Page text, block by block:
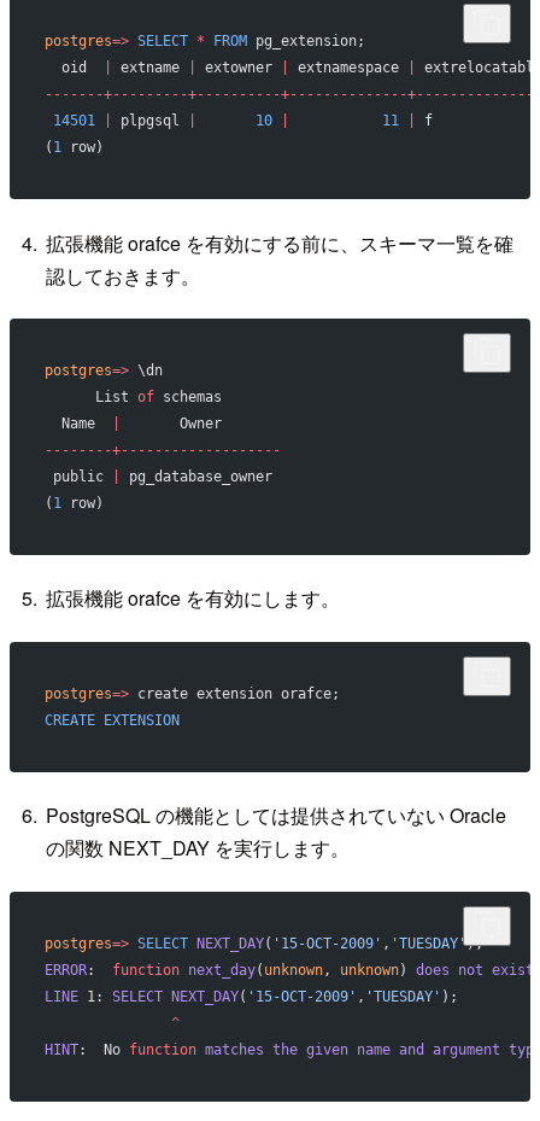
postgres=> SELECT * FROM pg_extension;
  oid
extname extowner extnamespace
-------+---------+----------+--------------
14501 | plpgsql
       10
|
           11
|
( 1 row)
拡張機能 orafce を有効にする前に、スキーマ一覧を確
認しておきます。
postgres=> \dn
      List
of schemas
  Name
       Owner
--------+-------------------
public
pg_database_owner
( 1 row)
拡張機能 orafce を有効にします。
postgres=> create extension orafce;
CREATE EXTENSION
PostgreSQL の機能としては提供されていない Oracle
の関数 NEXT_DAY を実行します。
postgres=> SELECT NEXT_DAY( '15-OCT-2009' , 'TUESDAY');
ERROR: function next_day( unknown, unknown) does not exist
LINE 1: SELECT NEXT_DAY( '15-OCT-2009' , 'TUESDAY' );
               ^
HINT:  No function matches the given name and argument